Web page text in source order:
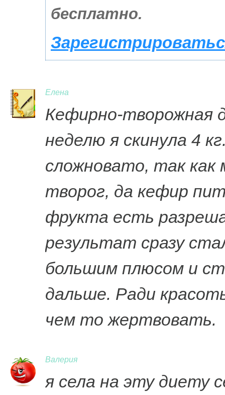
бесплатно.
Елена
Кефирно-творожная
неделю я скинула 4
сложновато, так
творог, да кефир
фрукта есть
результат сразу
большим плюсом и
дальше. Ради
чем то жертвовать.
Валерия
я села на эту диету